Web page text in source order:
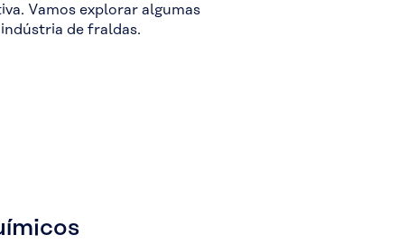
Vamos explorar algumas
de fraldas.